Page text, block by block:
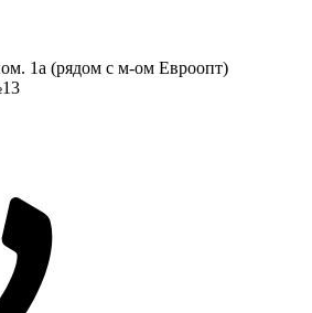
1а (рядом с м-ом Евроопт)